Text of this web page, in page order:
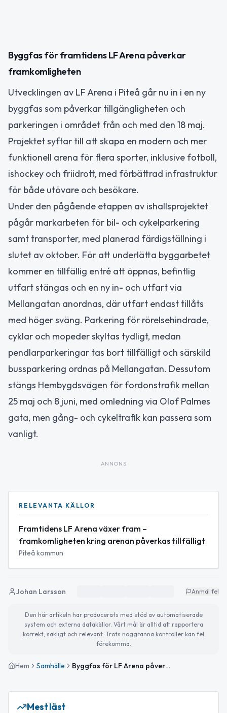
Byggfas för framtidens LF Arena påverkar
framkomligheten
Utvecklingen av LF Arena i Piteå går nu in i en ny
byggfas som påverkar tillgängligheten och
parkeringen i området från och med den 18 maj.
Projektet syftar till att skapa en modern och mer
funktionell arena för flera sporter, inklusive fotboll,
ishockey och friidrott, med förbättrad infrastruktur
för både utövare och besökare.
Under den pågående etappen av ishallsprojektet
pågår markarbeten för bil- och cykelparkering
samt transporter, med planerad färdigställning i
slutet av oktober. För att underlätta byggarbetet
kommer en tillfällig entré att öppnas, befintlig
utfart stängas och en ny in- och utfart via
Mellangatan anordnas, där utfart endast tillåts
med höger sväng. Parkering för rörelsehindrade,
cyklar och mopeder skyltas tydligt, medan
pendlarparkeringar tas bort tillfälligt och särskild
bussparkering ordnas på Mellangatan. Dessutom
stängs Hembygdsvägen för fordonstrafik mellan
25 maj och 8 juni, med omledning via Olof Palmes
gata, men gång- och cykeltrafik kan passera som
vanligt.
ANNONS
RELEVANTA KÄLLOR
Framtidens LF Arena växer fram –
framkomligheten kring arenan påverkas tillfälligt
Piteå kommun
Johan Larsson Anmäl fel
Den här artikeln har producerats med stöd av automatiserade
system och externa datakällor. Vårt mål är alltid att rapportera
korrekt, sakligt och relevant. Trots noggranna kontroller kan fel
förekomma.
Hem Samhälle Byggfas för LF Arena påverkar framkomligheten i Piteå
Mest läst